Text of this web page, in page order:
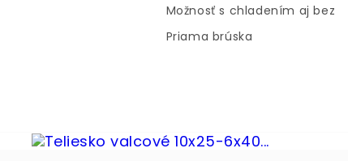
Možnosť s chladením aj bez
Priama brúska